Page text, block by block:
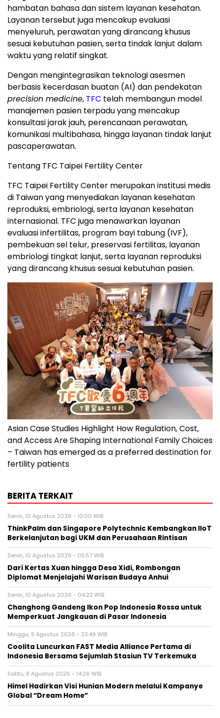
hambatan bahasa dan sistem layanan kesehatan.
Layanan tersebut juga mencakup evaluasi
menyeluruh, perawatan yang dirancang khusus
sesuai kebutuhan pasien, serta tindak lanjut dalam
waktu yang relatif singkat.
Dengan mengintegrasikan teknologi asesmen
berbasis kecerdasan buatan (AI) dan pendekatan
precision medicine, TFC telah membangun model
manajemen pasien terpadu yang mencakup
konsultasi jarak jauh, perencanaan perawatan,
komunikasi multibahasa, hingga layanan tindak lanjut
pascaperawatan.
Tentang TFC Taipei Fertility Center
TFC Taipei Fertility Center merupakan institusi medis
di Taiwan yang menyediakan layanan kesehatan
reproduksi, embriologi, serta layanan kesehatan
internasional. TFC juga menawarkan layanan
evaluasi infertilitas, program bayi tabung (IVF),
pembekuan sel telur, preservasi fertilitas, layanan
embriologi tingkat lanjut, serta layanan reproduksi
yang dirancang khusus sesuai kebutuhan pasien.
Asian Case Studies Highlight How Regulation, Cost,
and Access Are Shaping International Family Choices
– Taiwan has emerged as a preferred destination for
fertility patients
BERITA TERKAIT
Senin, 10 Agustus 2026 - 12:00 WIB
ThinkPalm dan Singapore Polytechnic Kembangkan IIoT
Berkelanjutan bagi UKM dan Perusahaan Rintisan
Senin, 10 Agustus 2026 - 05:57 WIB
Dari Kertas Xuan hingga Desa Xidi, Rombongan
Diplomat Menjelajahi Warisan Budaya Anhui
Senin, 10 Agustus 2026 - 04:22 WIB
Changhong Gandeng Ikon Pop Indonesia Rossa untuk
Memperkuat Jangkauan di Pasar Indonesia
Minggu, 9 Agustus 2026 - 23:49 WIB
Coolita Luncurkan FAST Media Alliance Pertama di
Indonesia Bersama Sejumlah Stasiun TV Terkemuka
Sabtu, 8 Agustus 2026 - 14:26 WIB
Himel Hadirkan Visi Hunian Modern melalui Kampanye
Global “Dream Home”